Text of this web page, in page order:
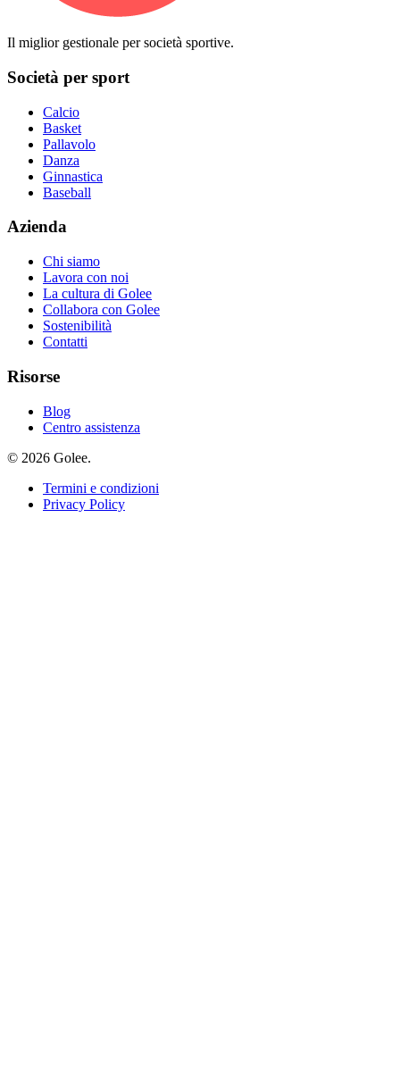
Il miglior gestionale per società sportive.
Società per sport
Calcio
Basket
Pallavolo
Danza
Ginnastica
Baseball
Azienda
Chi siamo
Lavora con noi
La cultura di Golee
Collabora con Golee
Sostenibilità
Contatti
Risorse
Blog
Centro assistenza
© 2026 Golee.
Termini e condizioni
Privacy Policy